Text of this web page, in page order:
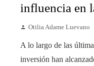
influencia en
Otilia Adame Luevano
A lo largo de las
inversión han